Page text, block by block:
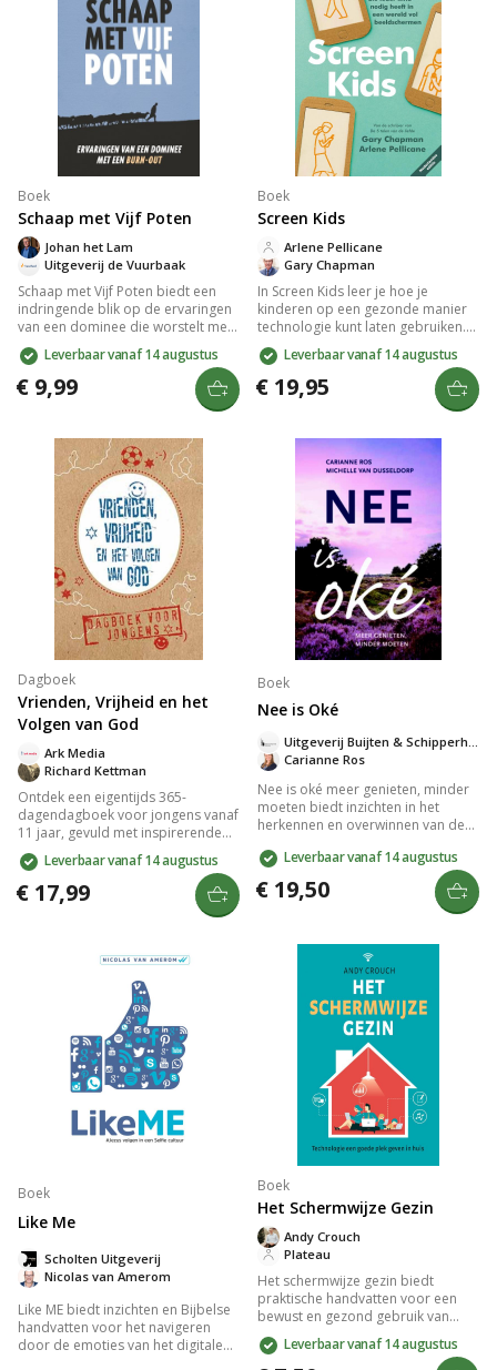
Boek
Schaap met Vijf Poten
Uitgeverij de Vuurbaak
Johan het Lam
Schaap met Vijf Poten biedt een
indringende blik op de ervaringen
van een dominee die worstelt met
burn-out. Dit aangrijpende verhaal
verkent de impact van werkdruk en
interne strijd, en biedt inzichten in
herstel en zelfontdekking. Een
must-read voor iedereen die de
gezondheid en religieuze roeping
wil begrijpen.
Leverbaar vanaf 14 augustus
€ 9,99
Boek
Screen Kids
Gary Chapman
Arlene Pellicane
In Screen Kids leer je hoe je
kinderen op een gezonde manier
technologie kunt laten gebruiken.
Het boek biedt inzichten en
verhalen om
schermafhankelijkheid in huis te
verminderen en belicht vijf
essentiële sociale vaardigheden
vriendschap, dankbaarheid,
zelfbeheersing, sorry zeggen en
aandacht hebben.
Leverbaar vanaf 14 augustus
€ 19,95
Dagboek
Vrienden, Vrijheid en het
Volgen van God
Richard Kettman
Ark Media
Ontdek een eigentijds 365-
dagendagboek voor jongens vanaf
11 jaar, gevuld met inspirerende
bijbelteksten en korte stukken over
relevante thema's zoals
vriendschap, keuzes maken en
vergeving. Met een stoere
vormgeving en praktische inhoud
jongeren helpt hun geloof te
Leverbaar vanaf 14 augustus
€ 17,99
Boek
Nee is Oké
Carianne Ros
Nee is oké meer genieten, minder
moeten biedt inzichten in het
herkennen en overwinnen van de
Carianne Ros en Michelle van
Dusseldorp onthullen zeven
pleasetypes en geven praktische
adviezen voor meer zelfbewustzijn
stress en meer vrijheid in je leven.
Leverbaar vanaf 14 augustus
€ 19,50
Boek
Like Me
Nicolas van Amerom
Scholten Uitgeverij
Like ME biedt inzichten en Bijbelse
handvatten voor het navigeren
door de emoties van het digitale
Boek
Het Schermwijze Gezin
Plateau
Andy Crouch
Het schermwijze gezin biedt
praktische handvatten voor een
bewust en gezond gebruik van
technologie binnen het gezin. Andy
Crouch laat zien hoe digitale
Leverbaar vanaf 14 augustus